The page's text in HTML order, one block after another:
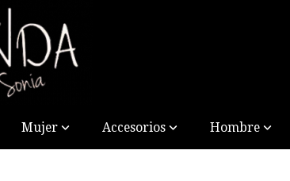
Mujer Accesorios Hombre